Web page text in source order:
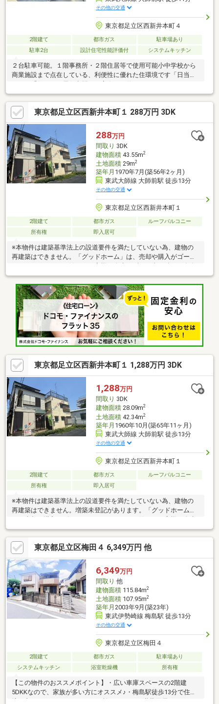
その他の交通
東京都足立区西新井本町４
2階建て 都市ガス
駐車場あり
駐車2台
設計住宅性能評価付 システムキッチン
２台駐車可能。１階事務所・２階住居等で使用可能小中学校から
商業施設まで点在している、利便性に優れた住環境です「日当た
東京都足立区西新井本町１ 288万円 3DK
288万円
間取り 3DK
建物面積43.55m2
土地面積29m2
築年月 1970年7月(築56年2ヶ月)
東武大師線 大師前駅 徒歩13分
その他の交通
東京都足立区西新井本町１
2階建て 都市ガス
ルーフバルコニー
所有権
即入居可
※本物件は建築基準法上の設道要件を満たしていない為、建物の
再建築はできません。「グッドホーム」は、売却や購入がゴール
でありたいと願っています。住宅購入や売却、相続などの多岐に
関わる事、お気軽にご相談ください♪
東京都足立区西新井本町１ 1,288万円 3DK
1,288万円
間取り 3DK
建物面積28.09m2
土地面積42.34m2
築年月 1960年10月(築65年11ヶ月)
東武大師線 大師前駅 徒歩13分
その他の交通
東京都足立区西新井本町１
2階建て 都市ガス
ルーフバルコニー
所有権
即入居可
※本物件は建築基準法上の設道要件を満たしていない為、建物の
再建築はできません。増築未登記があります。「グッドホーム」
をずっと支え続ける存在でありたいと願っています。住宅購入や
売却、相続などの多岐に関わる事、お気軽にご相談ください♪
東京都足立区梅田４ 6,349万円 他
6,349万円
間取り 他
建物面積115.84m2
土地面積107.95m2
築年月 2003年9月(築23年)
東武伊勢崎線 梅島駅 徒歩13分
その他の交通
東京都足立区梅田４
2階建て 都市ガス
駐車場あり
システムキッチン
浴室乾燥機 所有権
【この物件のおススメポイント】・広い車庫スペースの2階建
5DKKなので、家族が多い方にオススメ♪・梅島駅徒歩13分で住環